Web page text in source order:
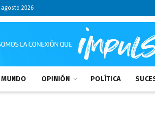
2026
MUNDO OPINIÓN POLÍTICA